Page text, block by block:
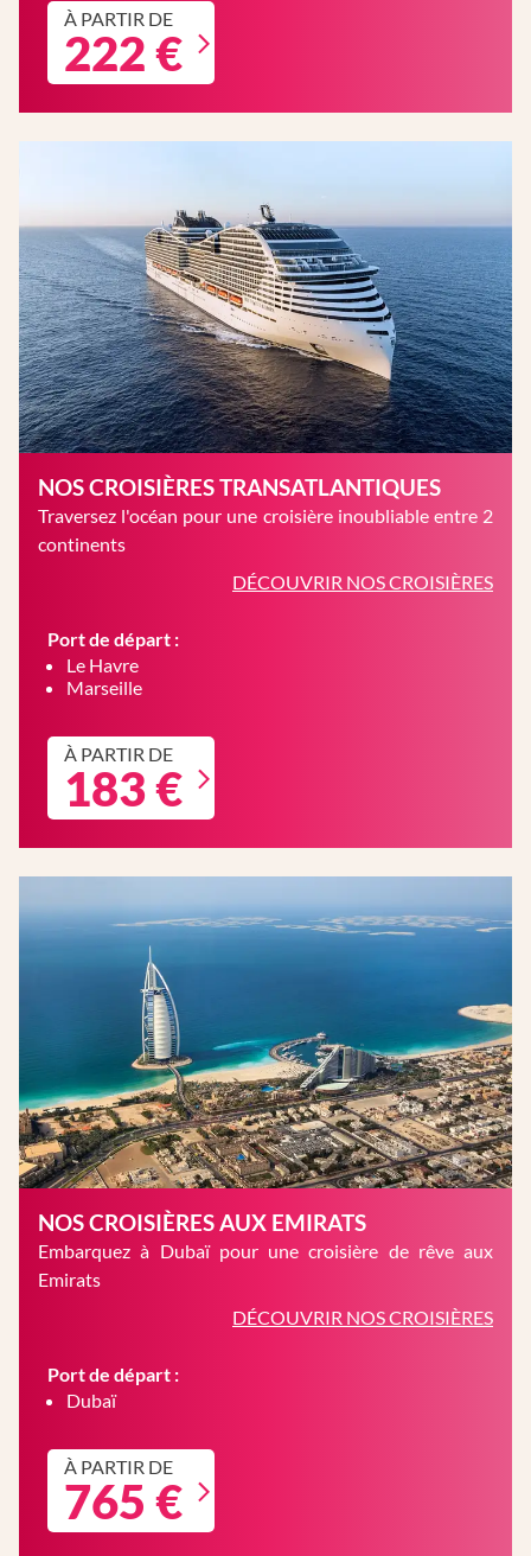
À PARTIR DE
222 €
NOS CROISIÈRES TRANSATLANTIQUES
Traversez l'océan pour une croisière inoubliable entre 2
continents
DÉCOUVRIR NOS CROISIÈRES
Port de départ :
Le Havre
Marseille
À PARTIR DE
183 €
NOS CROISIÈRES AUX EMIRATS
Embarquez à Dubaï pour une croisière de rêve aux
Emirats
DÉCOUVRIR NOS CROISIÈRES
Port de départ :
Dubaï
À PARTIR DE
765 €